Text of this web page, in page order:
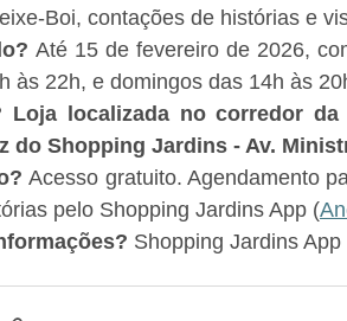
Boi, contações de histórias e
Até 15 de fevereiro de 2026,
às 22h, e domingos das 14h às
Loja localizada no corredor
do Shopping Jardins - Av.
Acesso gratuito. Agendamento
pelo Shopping Jardins App (
Shopping Jardins App